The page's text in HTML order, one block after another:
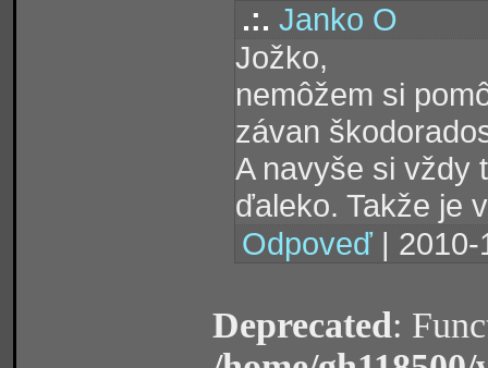
.:. Janko O
Jožko,
nemôžem si
závan
A navyše si vždy
ďaleko. Takže je
Odpoveď |
Deprecated: